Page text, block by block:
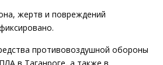
жертв и повреждений
противовоздушной обороны